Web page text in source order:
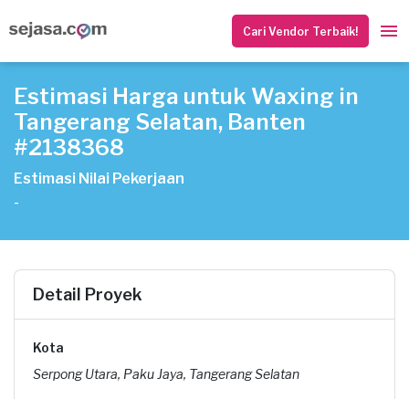
Cari Vendor Terbaik!
Estimasi Harga untuk Waxing in
Tangerang Selatan, Banten
#2138368
Estimasi Nilai Pekerjaan
-
Detail Proyek
Kota
Serpong Utara, Paku Jaya, Tangerang Selatan